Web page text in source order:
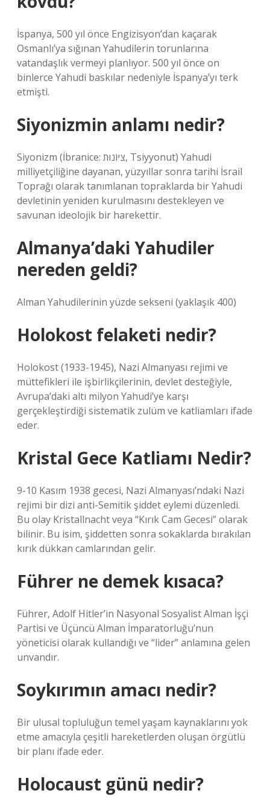
İspanya, 500 yıl önce Engizisyon’dan kaçarak
Osmanlı’ya sığınan Yahudilerin torunlarına
vatandaşlık vermeyi planlıyor. 500 yıl önce on
binlerce Yahudi baskılar nedeniyle İspanya’yı terk
etmişti.
Siyonizmin anlamı nedir?
Siyonizm (İbranice: צִיּוֹנוּת, Tsiyyonut) Yahudi
milliyetçiliğine dayanan, yüzyıllar sonra tarihi İsrail
Toprağı olarak tanımlanan topraklarda bir Yahudi
devletinin yeniden kurulmasını destekleyen ve
savunan ideolojik bir harekettir.
Almanya’daki Yahudiler
nereden geldi?
Alman Yahudilerinin yüzde sekseni (yaklaşık 400)
Holokost felaketi nedir?
Holokost (1933-1945), Nazi Almanyası rejimi ve
müttefikleri ile işbirlikçilerinin, devlet desteğiyle,
Avrupa’daki altı milyon Yahudi’ye karşı
gerçekleştirdiği sistematik zulüm ve katliamları ifade
eder.
Kristal Gece Katliamı Nedir?
9-10 Kasım 1938 gecesi, Nazi Almanyası’ndaki Nazi
rejimi bir dizi anti-Semitik şiddet eylemi düzenledi.
Bu olay Kristallnacht veya “Kırık Cam Gecesi” olarak
bilinir. Bu isim, şiddetten sonra sokaklarda bırakılan
kırık dükkan camlarından gelir.
Führer ne demek kısaca?
Führer, Adolf Hitler’in Nasyonal Sosyalist Alman İşçi
Partisi ve Üçüncü Alman İmparatorluğu’nun
yöneticisi olarak kullandığı ve “lider” anlamına gelen
unvandır.
Soykırımın amacı nedir?
Bir ulusal topluluğun temel yaşam kaynaklarını yok
etme amacıyla çeşitli hareketlerden oluşan örgütlü
bir planı ifade eder.
Holocaust günü nedir?